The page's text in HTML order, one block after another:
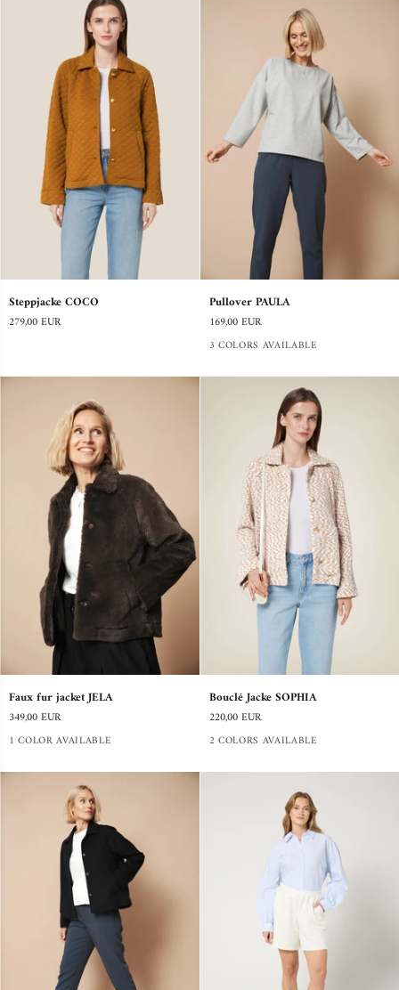
Steppjacke
COCO
Steppjacke COCO
279,00 EUR
Pullover
PAULA
Pullover PAULA
169,00 EUR
3 COLORS AVAILABLE
Faux
fur
jacket
JELA
Faux fur jacket JELA
349,00 EUR
1 COLOR AVAILABLE
Bouclé
Jacke
SOPHIA
Bouclé Jacke SOPHIA
220,00 EUR
2 COLORS AVAILABLE